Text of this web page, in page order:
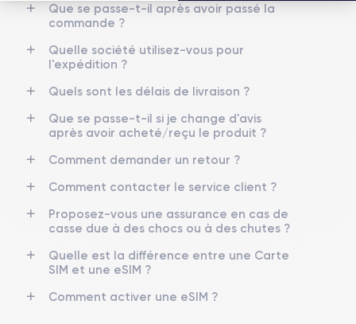
Caméra
Résolution vidéo
4K - 3840 x 2160 px Oui, minimum 18W
Batterie
3240 mAh
Type de SIM
Nano-SIM + eSIM
5G Oui, tous opérateurs
Si vous souhaitez découvrir toutes les caractéristiques de ce
smartphone, vous pouvez consulter lafiche technique de l'iPhone
Que se passe-t-il après avoir passé la
commande ?
Quelle société utilisez-vous pour
l'expédition ?
Quels sont les délais de livraison ?
Que se passe-t-il si je change d'avis
après avoir acheté/reçu le produit ?
Comment demander un retour ?
Comment contacter le service client ?
Proposez-vous une assurance en cas de
casse due à des chocs ou à des chutes ?
Quelle est la différence entre une Carte
SIM et une eSIM ?
Comment activer une eSIM ?